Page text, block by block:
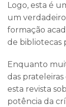
Logo, esta é
um
formação
de bibliotecas
Enquanto
das
esta revista
potência da